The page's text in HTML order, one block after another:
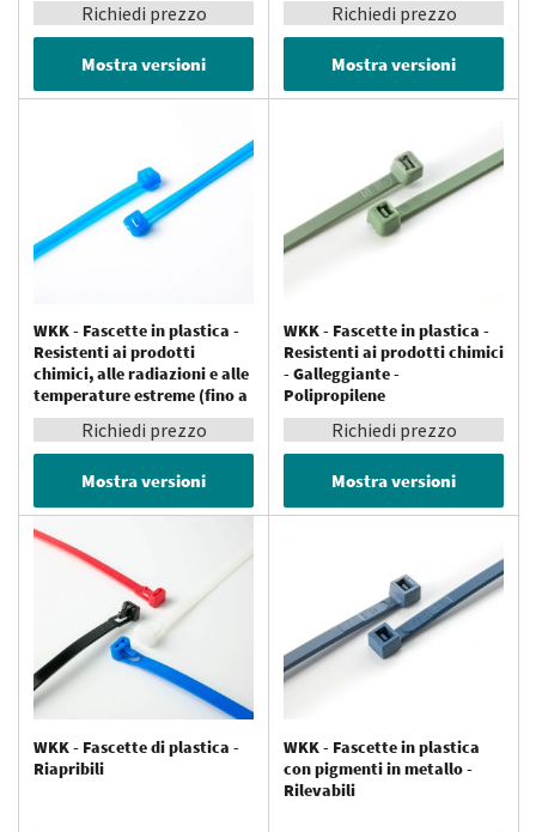
Richiedi prezzo
Mostra versioni
Richiedi prezzo
Mostra versioni
WKK - Fascette in plastica -
Resistenti ai prodotti
chimici, alle radiazioni e alle
temperature estreme (fino a
150 °C) - Tefzel®
Richiedi prezzo
Mostra versioni
WKK - Fascette in plastica -
Resistenti ai prodotti chimici
- Galleggiante -
Polipropilene
Richiedi prezzo
Mostra versioni
WKK - Fascette di plastica -
Riapribili
WKK - Fascette in plastica
con pigmenti in metallo -
Rilevabili